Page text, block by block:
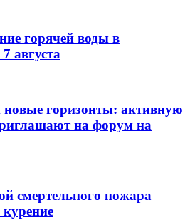
горячей воды в
августа
горизонты: активную
на форум на
смертельного пожара
курение